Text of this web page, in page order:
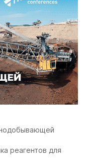
реагентов для